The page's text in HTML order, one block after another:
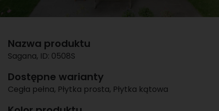
Nazwa produktu
Sagana, ID: 0508S
Dostępne warianty
Cegła pełna, Płytka prosta, Płytka kątowa